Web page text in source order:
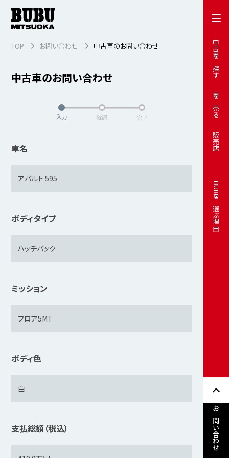
中古車を探す
車を売る
販売店
BUBUを選ぶ理由
お問い合わせ
中古車のお問い合わせ
TOP お問い合わせ 中古車のお問い合わせ
入力 確認 完了
車名
ボディタイプ
ミッション
ボディ色
支払総額（税込）